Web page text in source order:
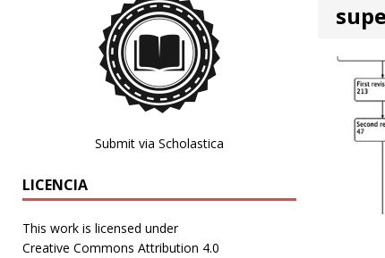
Submit via Scholastica
LICENCIA
This work is licensed under
Creative Commons Attribution 4.0